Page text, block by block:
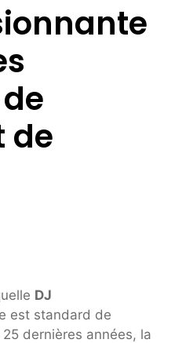
de
DJ
est standard de
dernières années, la